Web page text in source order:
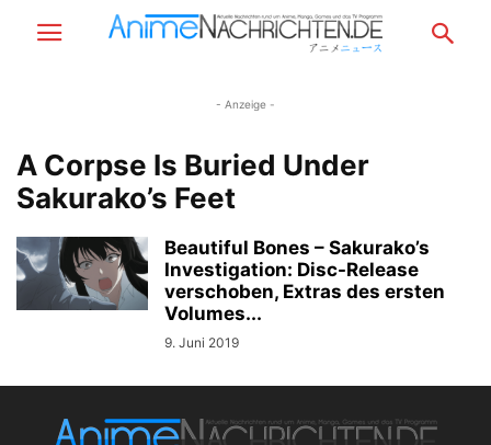
- Anzeige -
A Corpse Is Buried Under
Sakurako’s Feet
Beautiful Bones – Sakurako’s
Investigation: Disc-Release
verschoben, Extras des ersten
Volumes...
9. Juni 2019